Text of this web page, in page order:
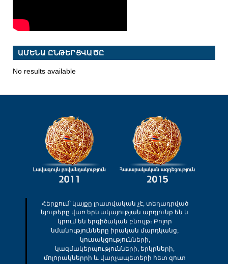
ԱՄԵՆԱ ԸՆԹԵՐՑՎԱԾԸ
No results available
Հերքում՝ կայքը լրատվական չէ, տեղադրված
նյութերը վառ երևակայության արդյունք են և
կրում են երգիծական բնույթ։ Բոլոր
նմանությունները իրական մարդկանց,
կուսակցությունների,
կազմակերպությունների, երկրների,
մոլորակներրի և վարչապետերի հետ զուտ